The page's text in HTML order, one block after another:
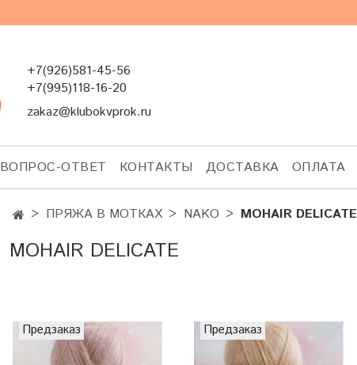
+7(926)581-45-56
+7(995)118-16-20
zakaz@klubokvprok.ru
ВОПРОС-ОТВЕТ КОНТАКТЫ ДОСТАВКА ОПЛАТА
ПРЯЖА В МОТКАХ NAKO MOHAIR DELICATE
MOHAIR DELICATE
Предзаказ Предзаказ